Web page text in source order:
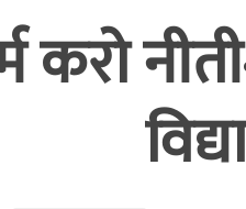
करो